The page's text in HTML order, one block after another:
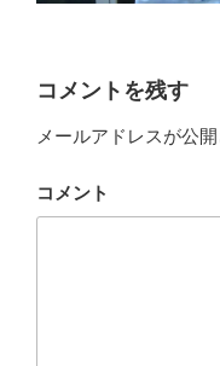
コメントを残す
メールアドレスが公
コメント